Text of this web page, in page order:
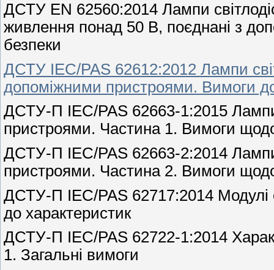
ДСТУ EN 62560:2014 Лампи
живлення понад 50 В, поєднані з
безпеки
ДСТУ IEC/PAS 62612:2012 Лампи
допоміжними пристроями. Вимоги
ДСТУ-П IEC/PAS 62663-1:2015 Лампи
пристроями. Частина 1. Вимоги
ДСТУ-П IEC/PAS 62663-2:2014 Лампи
пристроями. Частина 2. Вимоги
ДСТУ-П IEC/PAS 62717:2014 Модулі
до характеристик
ДСТУ-П IEC/PAS 62722-1:2014
1. Загальні вимоги